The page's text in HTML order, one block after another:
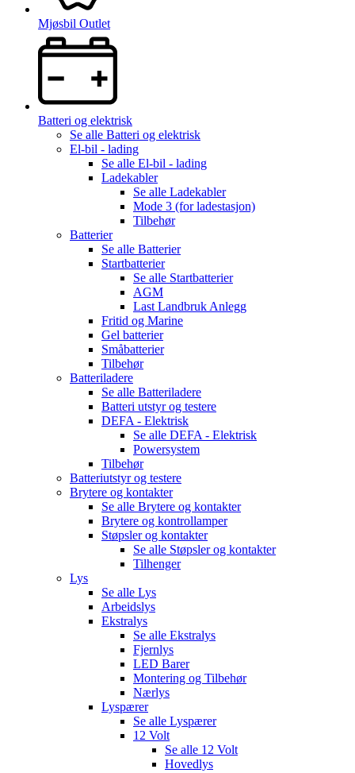
Mjøsbil Outlet
Batteri og elektrisk
Se alle Batteri og elektrisk
El-bil - lading
Se alle El-bil - lading
Ladekabler
Se alle Ladekabler
Mode 3 (for ladestasjon)
Tilbehør
Batterier
Se alle Batterier
Startbatterier
Se alle Startbatterier
AGM
Last Landbruk Anlegg
Fritid og Marine
Gel batterier
Småbatterier
Tilbehør
Batteriladere
Se alle Batteriladere
Batteri utstyr og testere
DEFA - Elektrisk
Se alle DEFA - Elektrisk
Powersystem
Tilbehør
Batteriutstyr og testere
Brytere og kontakter
Se alle Brytere og kontakter
Brytere og kontrollamper
Støpsler og kontakter
Se alle Støpsler og kontakter
Tilhenger
Lys
Se alle Lys
Arbeidslys
Ekstralys
Se alle Ekstralys
Fjernlys
LED Barer
Montering og Tilbehør
Nærlys
Lyspærer
Se alle Lyspærer
12 Volt
Se alle 12 Volt
Hovedlys